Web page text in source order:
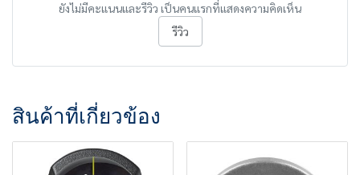
ยังไม่มีคะแนนและรีวิว เป็นคนแรกที่แสดงความคิดเห็น
รีวิว
สินค้าที่เกี่ยวข้อง